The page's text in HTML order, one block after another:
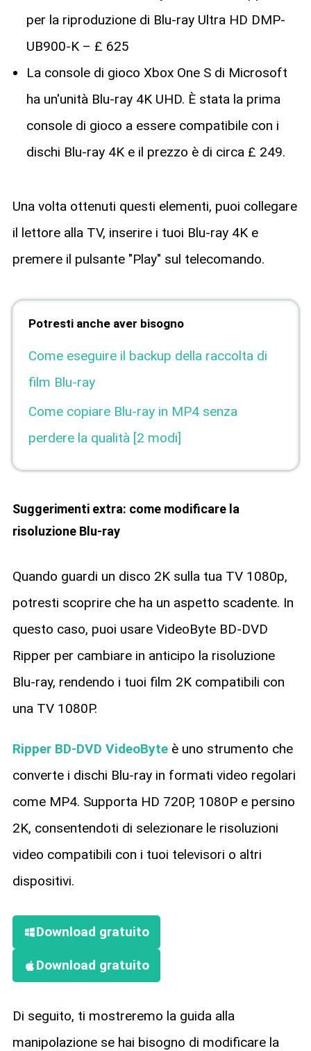
per la riproduzione di Blu-ray Ultra HD DMP-
UB900-K – £ 625
La console di gioco Xbox One S di Microsoft
ha un'unità Blu-ray 4K UHD. È stata la prima
console di gioco a essere compatibile con i
dischi Blu-ray 4K e il prezzo è di circa £ 249.
Una volta ottenuti questi elementi, puoi collegare
il lettore alla TV, inserire i tuoi Blu-ray 4K e
premere il pulsante "Play" sul telecomando.
Potresti anche aver bisogno
Come eseguire il backup della raccolta di
film Blu-ray
Come copiare Blu-ray in MP4 senza
perdere la qualità [2 modi]
Suggerimenti extra: come modificare la
risoluzione Blu-ray
Quando guardi un disco 2K sulla tua TV 1080p,
potresti scoprire che ha un aspetto scadente. In
questo caso, puoi usare VideoByte BD-DVD
Ripper per cambiare in anticipo la risoluzione
Blu-ray, rendendo i tuoi film 2K compatibili con
una TV 1080P.
Ripper BD-DVD VideoByteè uno strumento che
converte i dischi Blu-ray in formati video regolari
come MP4. Supporta HD 720P, 1080P e persino
2K, consentendoti di selezionare le risoluzioni
video compatibili con i tuoi televisori o altri
dispositivi.
Download gratuito
Download gratuito
Di seguito, ti mostreremo la guida alla
manipolazione se hai bisogno di modificare la